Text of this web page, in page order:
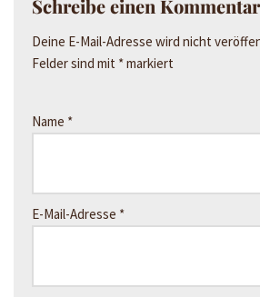
Schreibe einen Kommentar
Deine E-Mail-Adresse wird nicht
Felder sind mit *markiert
Name *
E-Mail-Adresse *